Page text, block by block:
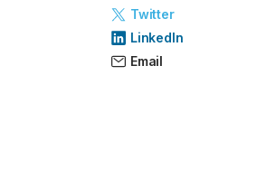
Twitter
LinkedIn
Email